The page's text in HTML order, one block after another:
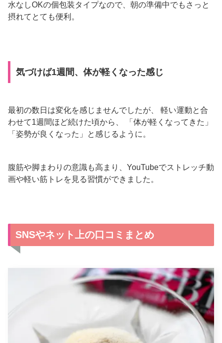
水なしOKの個包装タイプなので、朝の準備中でもさっと
摂れてとても便利。
気づけば1週間、体が軽くなった感じ
最初の数日は変化を感じませんでしたが、 軽い運動と合
わせて1週間ほど続けた頃から、 「体が軽くなってきた」
「姿勢が良くなった」と感じるように。
腹筋や脚まわりの意識も高まり、YouTubeでストレッチ動
画や軽い筋トレを見る習慣ができました。
SNSやネット上の口コミまとめ